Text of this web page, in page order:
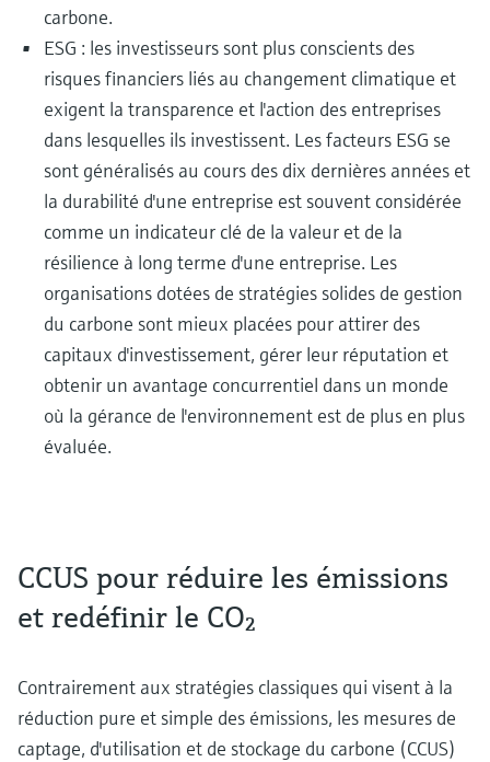
carbone.
ESG : les investisseurs sont plus conscients des
risques financiers liés au changement climatique et
exigent la transparence et l'action des entreprises
dans lesquelles ils investissent. Les facteurs ESG se
sont généralisés au cours des dix dernières années et
la durabilité d'une entreprise est souvent considérée
comme un indicateur clé de la valeur et de la
résilience à long terme d'une entreprise. Les
organisations dotées de stratégies solides de gestion
du carbone sont mieux placées pour attirer des
capitaux d'investissement, gérer leur réputation et
obtenir un avantage concurrentiel dans un monde
où la gérance de l'environnement est de plus en plus
évaluée.
CCUS pour réduire les émissions
et redéfinir le CO₂
Contrairement aux stratégies classiques qui visent à la
réduction pure et simple des émissions, les mesures de
captage, d'utilisation et de stockage du carbone (CCUS)